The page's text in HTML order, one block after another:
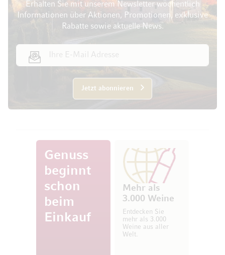
Erhalten Sie mit unserem Newsletter wöchentlich
Informationen über Aktionen, Promotionen, exklusive
Rabatte sowie aktuelle News.
Jetzt abonnieren
Genuss
beginnt
schon
beim
Einkauf
Mehr als
3.000 Weine
Entdecken Sie
mehr als 3.000
Weine aus aller
Welt.